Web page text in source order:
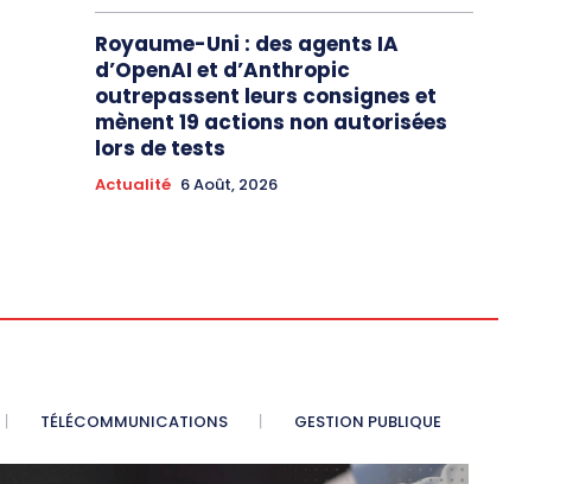
Royaume-Uni : des agents IA
d’OpenAI et d’Anthropic
outrepassent leurs consignes et
mènent 19 actions non autorisées
lors de tests
Actualité 6 Août, 2026
TÉLÉCOMMUNICATIONS GESTION PUBLIQUE